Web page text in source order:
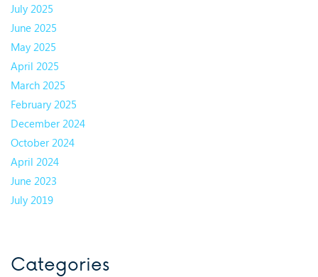
July 2025
June 2025
May 2025
April 2025
March 2025
February 2025
December 2024
October 2024
April 2024
June 2023
July 2019
Categories